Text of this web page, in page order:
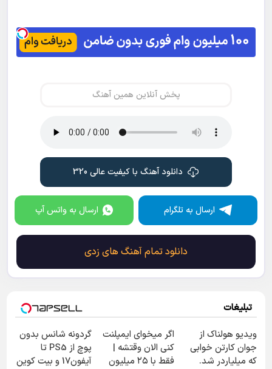
پخش آنلاین همین آهنگ
دانلود آهنگ با کیفیت عالی 320
ارسال به تلگرام ارسال به واتس آپ
دانلود تمام آهنگ های زدی
تبلیغات
ویدیو هولناک از
جوان کارتن خوابی
که میلیاردر شد.
اگر میخوای ایمپلنت
کنی الان وقتشه |
فقط با ۲۵ میلیون
گردونه شانس بدون
پوچ از PS5 تا
آیفون17 و بیت کوین